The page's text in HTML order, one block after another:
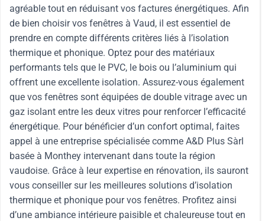
agréable tout en réduisant vos factures énergétiques. Afin
de bien choisir vos fenêtres à Vaud, il est essentiel de
prendre en compte différents critères liés à l’isolation
thermique et phonique. Optez pour des matériaux
performants tels que le PVC, le bois ou l’aluminium qui
offrent une excellente isolation. Assurez-vous également
que vos fenêtres sont équipées de double vitrage avec un
gaz isolant entre les deux vitres pour renforcer l’efficacité
énergétique. Pour bénéficier d’un confort optimal, faites
appel à une entreprise spécialisée comme A&D Plus Sàrl
basée à Monthey intervenant dans toute la région
vaudoise. Grâce à leur expertise en rénovation, ils sauront
vous conseiller sur les meilleures solutions d’isolation
thermique et phonique pour vos fenêtres. Profitez ainsi
d’une ambiance intérieure paisible et chaleureuse tout en